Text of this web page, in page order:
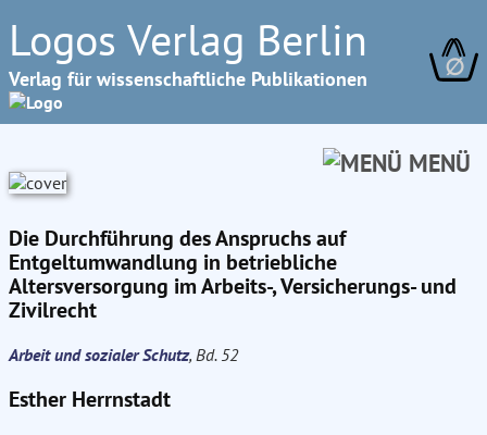
Logos Verlag Berlin
Verlag für wissenschaftliche Publikationen ∅
MENÜ
Die Durchführung des Anspruchs auf
Entgeltumwandlung in betriebliche
Altersversorgung im Arbeits-, Versicherungs- und
Zivilrecht
Arbeit und sozialer Schutz, Bd. 52
Esther Herrnstadt